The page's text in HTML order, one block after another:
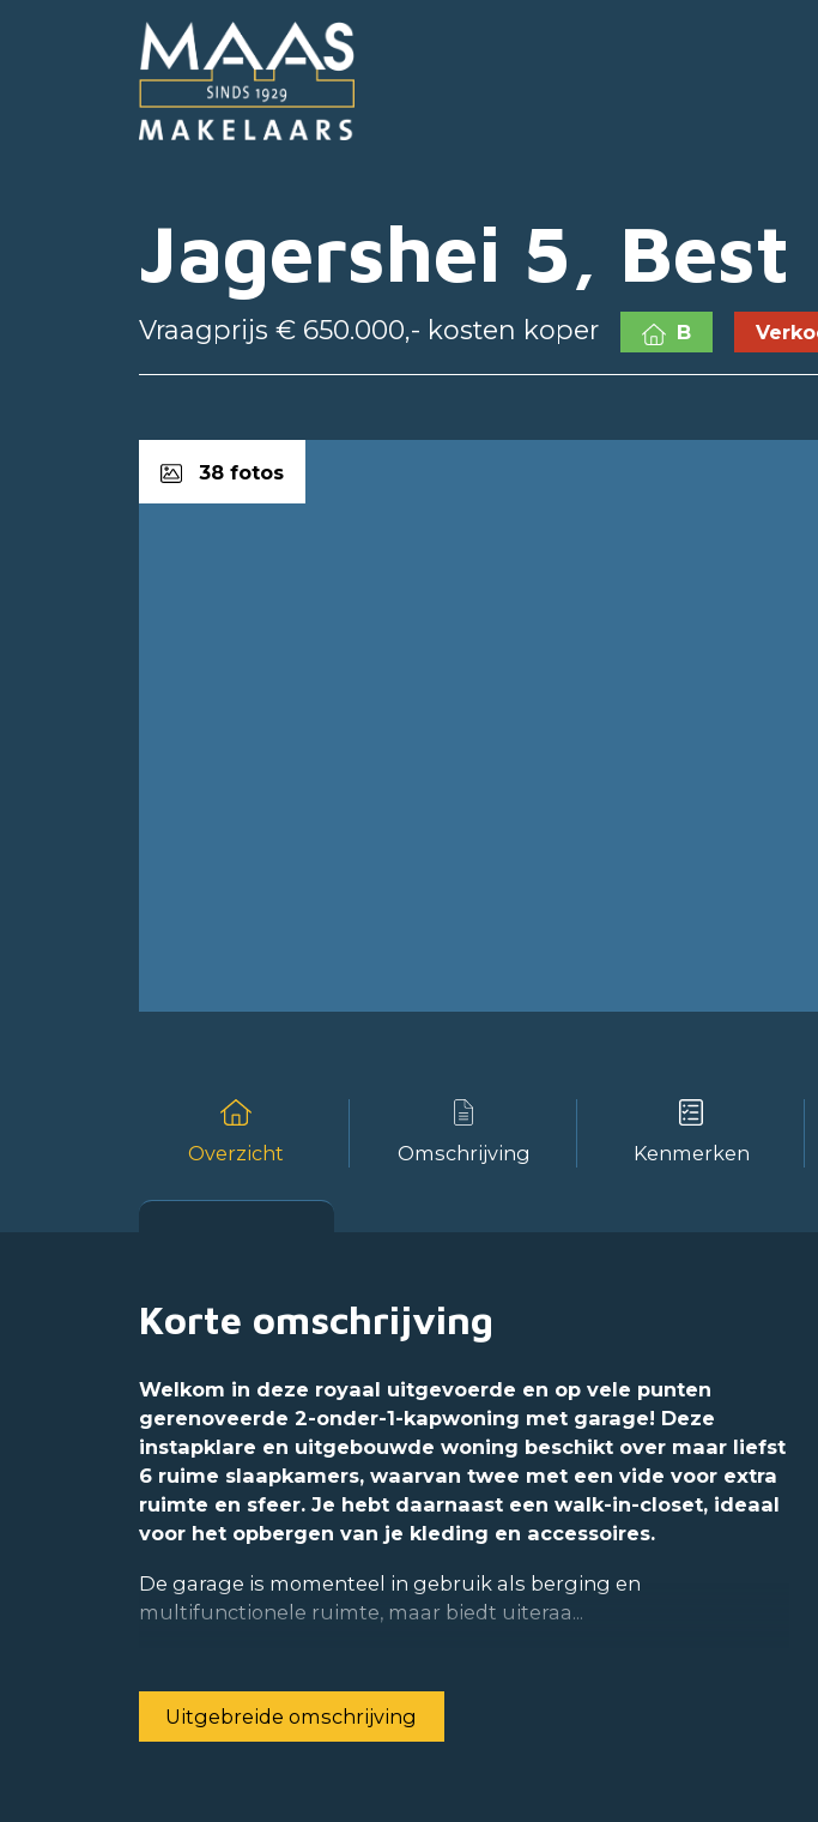
Jagershei 5, Best
Vraagprijs € 650.000,- kosten koper B
38 fotos
Overzicht Omschrijving Kenmerken
Korte omschrijving
Welkom in deze royaal uitgevoerde en op vele punten
gerenoveerde 2-onder-1-kapwoning met garage! Deze
instapklare en uitgebouwde woning beschikt over maar liefst
6 ruime slaapkamers, waarvan twee met een vide voor extra
ruimte en sfeer. Je hebt daarnaast een walk-in-closet, ideaal
voor het opbergen van je kleding en accessoires.
De garage is momenteel in gebruik als berging en
multifunctionele ruimte, maar biedt uiteraa...
Uitgebreide omschrijving